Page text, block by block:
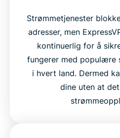
Strømmetjenester
adresser, men
kontinuerlig for å
fungerer med populære
i hvert land. Dermed
dine uten at